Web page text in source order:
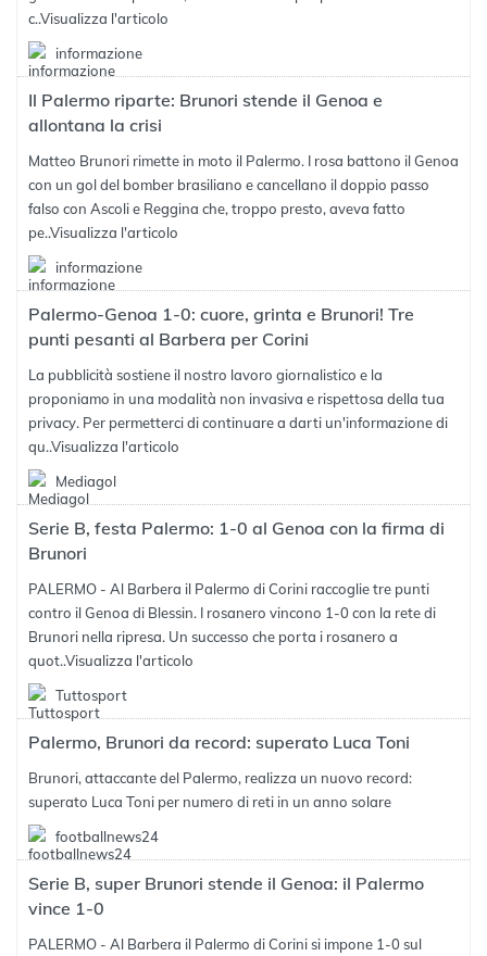
c..Visualizza l'articolo
informazione
Il Palermo riparte: Brunori stende il Genoa e
allontana la crisi
Matteo Brunori rimette in moto il Palermo. I rosa battono il Genoa
con un gol del bomber brasiliano e cancellano il doppio passo
falso con Ascoli e Reggina che, troppo presto, aveva fatto
pe..Visualizza l'articolo
informazione
Palermo-Genoa 1-0: cuore, grinta e Brunori! Tre
punti pesanti al Barbera per Corini
La pubblicità sostiene il nostro lavoro giornalistico e la
proponiamo in una modalità non invasiva e rispettosa della tua
privacy. Per permetterci di continuare a darti un'informazione di
qu..Visualizza l'articolo
Mediagol
Serie B, festa Palermo: 1-0 al Genoa con la firma di
Brunori
PALERMO - Al Barbera il Palermo di Corini raccoglie tre punti
contro il Genoa di Blessin. I rosanero vincono 1-0 con la rete di
Brunori nella ripresa. Un successo che porta i rosanero a
quot..Visualizza l'articolo
Tuttosport
Palermo, Brunori da record: superato Luca Toni
Brunori, attaccante del Palermo, realizza un nuovo record:
superato Luca Toni per numero di reti in un anno solare
footballnews24
Serie B, super Brunori stende il Genoa: il Palermo
vince 1-0
PALERMO - Al Barbera il Palermo di Corini si impone 1-0 sul